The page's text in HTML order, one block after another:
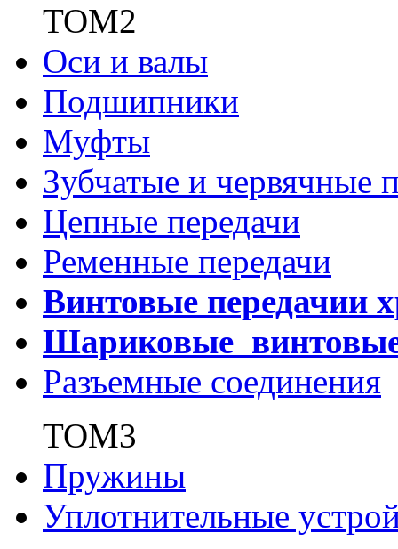
ТОМ2
Оси и валы
Подшипники
Муфты
Зубчатые и червячные
Цепные передачи
Ременные передачи
Винтовые передачии
Шариковые
Разъемные соединения
ТОМ3
Пружины
Уплотнительные